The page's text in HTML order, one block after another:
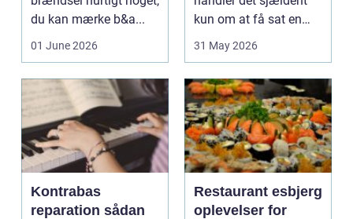
du kan mærke b&a...
01 June 2026
kun om at få sat en
lampe op. El-...
31 May 2026
Kontrabas
reparation sådan
Restaurant esbjerg
oplevelser for